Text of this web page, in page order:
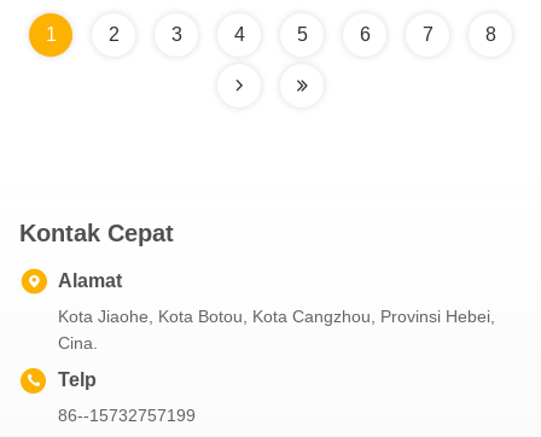
1 2 3 4 5 6 7 8
Kontak Cepat
Alamat
Kota Jiaohe, Kota Botou, Kota Cangzhou, Provinsi Hebei,
Cina.
Telp
86--15732757199